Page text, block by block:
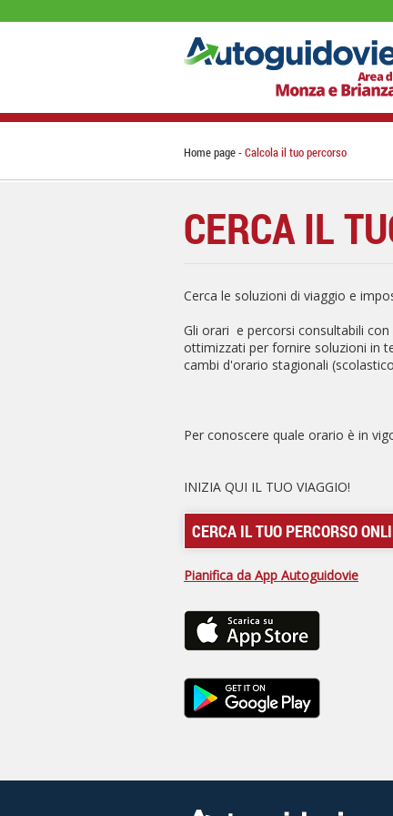
Home page Calcola il tuo percorso
CERCA IL
Cerca le soluzioni di viaggio e
Gli orari e percorsi consultabili
ottimizzati per fornire soluzioni in
cambi d'orario stagionali
Per conoscere quale orario è in
INIZIA QUI IL TUO VIAGGIO!
CERCA IL TUO PERCORSO
Pianifica da App Autoguidovie